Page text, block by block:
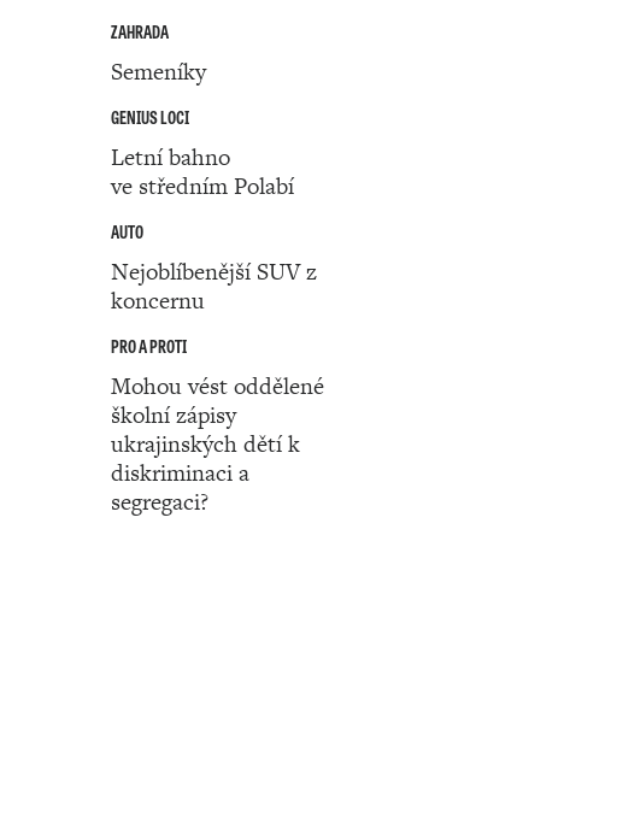
ZAHRADA
Semeníky
GENIUS LOCI
Letní bahno
ve středním Polabí
AUTO
Nejoblíbenější SUV z
koncernu
PRO A PROTI
Mohou vést oddělené
školní zápisy
ukrajinských dětí k
diskriminaci a
segregaci?